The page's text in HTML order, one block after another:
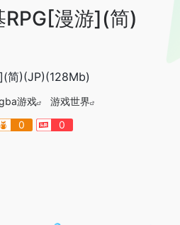
RPG[漫游](简)
简)(JP)(128Mb)
游戏
游戏世界
0 0